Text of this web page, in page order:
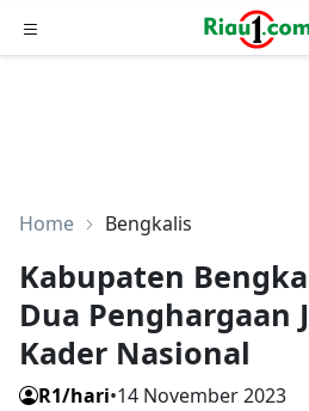
Home Bengkalis
Kabupaten
Dua Penghargaan
Kader Nasional
R1/hari•14 November 2023